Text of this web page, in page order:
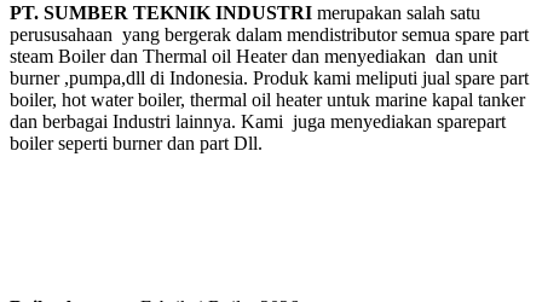
PT. SUMBER TEKNIK INDUSTRI merupakan salah satu
perususahaan yang bergerak dalam mendistributor semua spare part
steam Boiler dan Thermal oil Heater dan menyediakan dan unit
burner ,pumpa,dll di Indonesia. Produk kami meliputi jual spare part
boiler, hot water boiler, thermal oil heater untuk marine kapal tanker
dan berbagai Industri lainnya. Kami juga menyediakan sparepart
boiler seperti burner dan part Dll.